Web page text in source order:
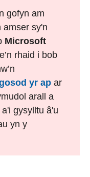
gofyn am
amser sy'n
Microsoft
rhaid i bob
yr ap ar
arall a
gysylltu â'u
yn y